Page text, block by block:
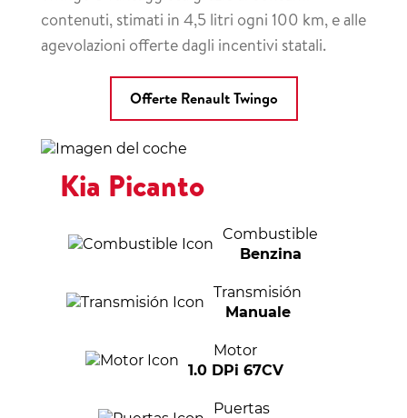
contenuti, stimati in 4,5 litri ogni 100 km, e alle
agevolazioni offerte dagli incentivi statali.
Offerte Renault Twingo
Kia Picanto
Combustible
Benzina
Transmisión
Manuale
Motor
1.0 DPi 67CV
Puertas